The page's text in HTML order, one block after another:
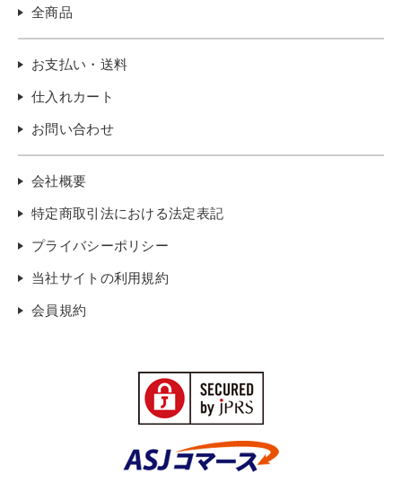
全商品
お支払い・送料
仕入れカート
お問い合わせ
会社概要
特定商取引法における法定表記
プライバシーポリシー
当社サイトの利用規約
会員規約